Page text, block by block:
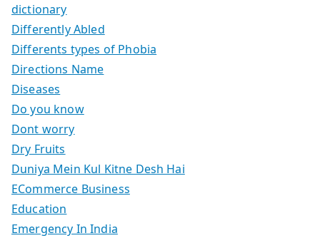
dictionary
Differently Abled
Differents types of Phobia
Directions Name
Diseases
Do you know
Dont worry
Dry Fruits
Duniya Mein Kul Kitne Desh Hai
ECommerce Business
Education
Emergency In India